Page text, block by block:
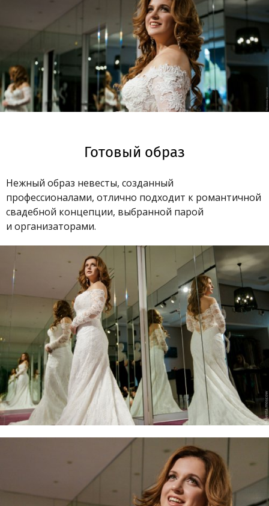
Готовый образ
Нежный образ невесты, созданный
профессионалами, отлично подходит к романтичной
свадебной концепции, выбранной парой
и организаторами.